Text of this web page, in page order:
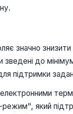
значно
зведені до
підтримки
електронними
який